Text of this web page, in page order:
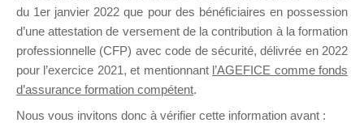
Ce groupe est destiné aux Organismes de
Formation qui souhaitent répondre à l’Appel à
Propositions Mallette du Dirigeant.
Ce groupe propose un forum dédié au support
du 1er janvier 2022 que pour des bénéficiaires en possession
d’une attestation de versement de la contribution à la formation
professionnelle (CFP) avec code de sécurité, délivrée en 2022
pour l’exercice 2021, et mentionnant l’AGEFICE comme fonds
d’assurance formation compétent.
Nous vous invitons donc à vérifier cette information avant :